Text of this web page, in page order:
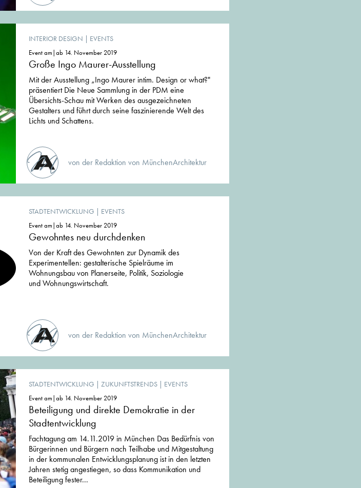
INTERIOR DESIGN | EVENTS
Event am|ab 14. November 2019
Große Ingo Maurer-Ausstellung
Mit der Ausstellung „Ingo Maurer intim. Design or what?"
präsentiert Die Neue Sammlung in der PDM eine
Übersichts-Schau mit Werken des ausgezeichneten
Gestalters und führt durch seine faszinierende Welt des
Lichts und Schattens.
von der Redaktion von MünchenArchitektur
STADTENTWICKLUNG | EVENTS
Event am|ab 14. November 2019
Gewohntes neu durchdenken
Von der Kraft des Gewohnten zur Dynamik des
Experimentellen: gestalterische Spielräume im
Wohnungsbau von Planerseite, Politik, Soziologie
und Wohnungswirtschaft.
von der Redaktion von MünchenArchitektur
STADTENTWICKLUNG | ZUKUNFTSTRENDS | EVENTS
Event am|ab 14. November 2019
Beteiligung und direkte Demokratie in der
Stadtentwicklung
Fachtagung am 14.11.2019 in München Das Bedürfnis von
Bürgerinnen und Bürgern nach Teilhabe und Mitgestaltung
in der kommunalen Entwicklungsplanung ist in den letzten
Jahren stetig angestiegen, so dass Kommunikation und
Beteiligung fester...